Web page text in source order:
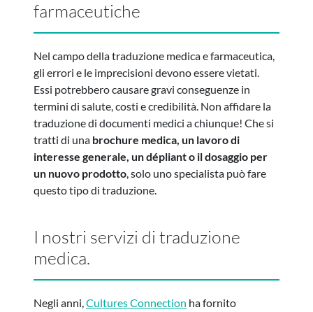
farmaceutiche
Nel campo della traduzione medica e farmaceutica,
gli errori e le imprecisioni devono essere vietati.
Essi potrebbero causare gravi conseguenze in
termini di salute, costi e credibilità. Non affidare la
traduzione di documenti medici a chiunque! Che si
tratti di una brochure medica, un lavoro di
interesse generale, un dépliant o il dosaggio per
un nuovo prodotto, solo uno specialista può fare
questo tipo di traduzione.
I nostri servizi di traduzione
medica.
Negli anni,Cultures Connection ha fornito